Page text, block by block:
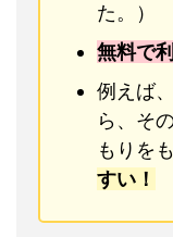
た。）
無料で
例えば
ら、そ
もりを
すい！